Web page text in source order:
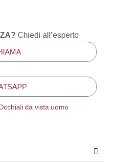
Chiedi all’esperto
da vista uomo